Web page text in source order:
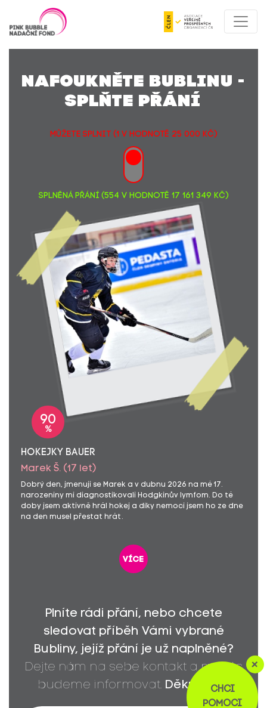
+
CHCI
POMOCI
NAFOUKNĚTE BUBLINU -
SPLŇTE PŘÁNÍ
MŮŽETE SPLNIT (1 v hodnotě 25 000 Kč)
SPLNĚNÁ PŘÁNÍ (554 v hodnotě 17 161 349 Kč)
90
%
HOKEJKY BAUER
Marek Š. (17 let)
Dobrý den, jmenuji se Marek a v dubnu 2026 na mé 17.
narozeniny mi diagnostikovali Hodgkinův lymfom. Do té
doby jsem aktivně hrál hokej a díky nemoci jsem ho ze dne
na den musel přestat hrát.
více
Plníte rádi přání, nebo chcete
sledovat příběh Vámi vybrané
Bubliny, jejíž přání je už naplněné?
Dejte nám na sebe kontakt a my vás
budeme informovat. Děkujeme!